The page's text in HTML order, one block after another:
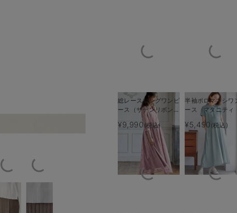
バックスタイル
総レースロングワンピ
ース（サテンリボンベ
ルト付） マタニテ
ィ・授乳服【出産後も
長く使える】
¥9,990(税込)
半袖ポロマキシワ
ース マタニティ
乳服【出産後も長
える】
¥5,490 (税込)